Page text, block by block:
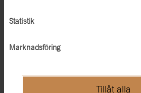
Statistik
Marknadsföring
Tillåt alla